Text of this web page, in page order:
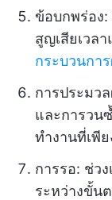
ข้อบกพร่อง
สูญเสียเวลา
กระบวนกา
การประมว
และการวน
ทำงานที่เพี
การรอ: ช่ว
ระหว่างขั้น